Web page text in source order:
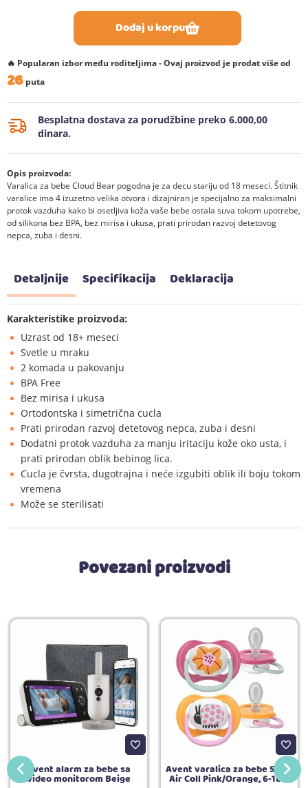
Dodaj u korpu
🔥 Popularan izbor među roditeljima - Ovaj proizvod je prodat više od
26 puta
Besplatna dostava za porudžbine preko 6.000,00
dinara.
Opis proizvoda:
Varalica za bebe Cloud Bear pogodna je za decu stariju od 18 meseci. Štitnik
varalice ima 4 izuzetno velika otvora i dizajniran je specijalno za maksimalni
protok vazduha kako bi osetljiva koža vaše bebe ostala suva tokom upotrebe,
od silikona bez BPA, bez mirisa i ukusa, prati prirodan razvoj detetovog
nepca, zuba i desni.
Detaljnije Specifikacija Deklaracija
Karakteristike proizvoda:
Uzrast od 18+ meseci
Svetle u mraku
2 komada u pakovanju
BPA Free
Bez mirisa i ukusa
Ortodontska i simetrična cucla
Prati prirodan razvoj detetovog nepca, zuba i desni
Dodatni protok vazduha za manju iritaciju kože oko usta, i
prati prirodan oblik bebinog lica.
Cucla je čvrsta, dugotrajna i neće izgubiti oblik ili boju tokom
vremena
Može se sterilisati
Povezani proizvodi
Avent alarm za bebe sa
video monitorom Beige
Avent varalica za bebe STHR
Air Coll Pink/Orange, 6-18m